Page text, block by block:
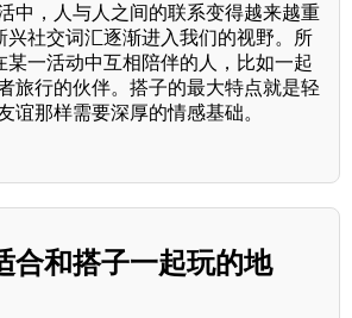
中，人与人之间的联系变得越来越重
兴社交词汇逐渐进入我们的视野。所
某一活动中互相陪伴的人，比如一起
旅行的伙伴。搭子的最大特点就是轻
谊那样需要深厚的情感基础。
合和搭子一起玩的地